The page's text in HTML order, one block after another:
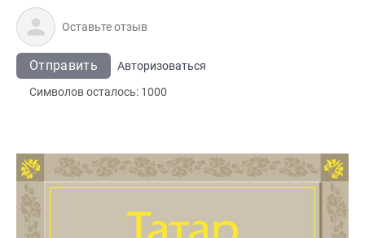
Отправить
Авторизоваться
Символов осталось: 1000